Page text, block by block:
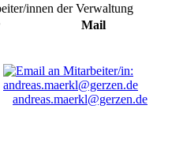
innen der Verwaltung
Mail
andreas.maerkl@gerzen.de